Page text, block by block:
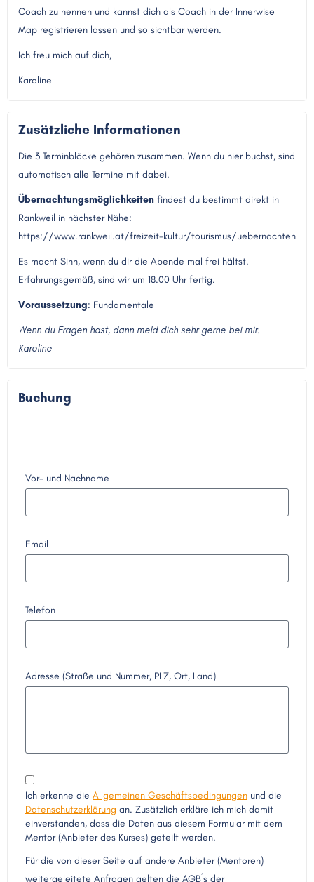
Coach zu nennen und kannst dich als Coach in der Innerwise
Map registrieren lassen und so sichtbar werden.
Ich freu mich auf dich,
Karoline
Zusätzliche Informationen
Die 3 Terminblöcke gehören zusammen. Wenn du hier buchst, sind
automatisch alle Termine mit dabei.
Übernachtungsmöglichkeiten findest du bestimmt direkt in
Rankweil in nächster Nähe:
https://www.rankweil.at/freizeit-kultur/tourismus/uebernachten
Es macht Sinn, wenn du dir die Abende mal frei hältst.
Erfahrungsgemäß, sind wir um 18.00 Uhr fertig.
Voraussetzung: Fundamentale
Wenn du Fragen hast, dann meld dich sehr gerne bei mir.
Karoline
Buchung
Vor- und Nachname
Email
Telefon
Adresse (Straße und Nummer, PLZ, Ort, Land)
Ich erkenne die Allgemeinen Geschäftsbedingungen und die
Datenschutzerklärung an. Zusätzlich erkläre ich mich damit
einverstanden, dass die Daten aus diesem Formular mit dem
Mentor (Anbieter des Kurses) geteilt werden.
Für die von dieser Seite auf andere Anbieter (Mentoren)
weitergeleitete Anfragen gelten die AGB´s der